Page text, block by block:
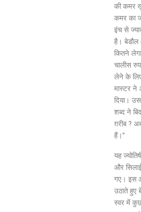
की कमर
कमर का
इंच से
है।
कितने
चालीस
लेने के लिए
मास्टर ने
दिया।
शब्द ने
ग़रीब ?
हैं।”
यह
और
गए। इस
उठाते हुए
स्वर में